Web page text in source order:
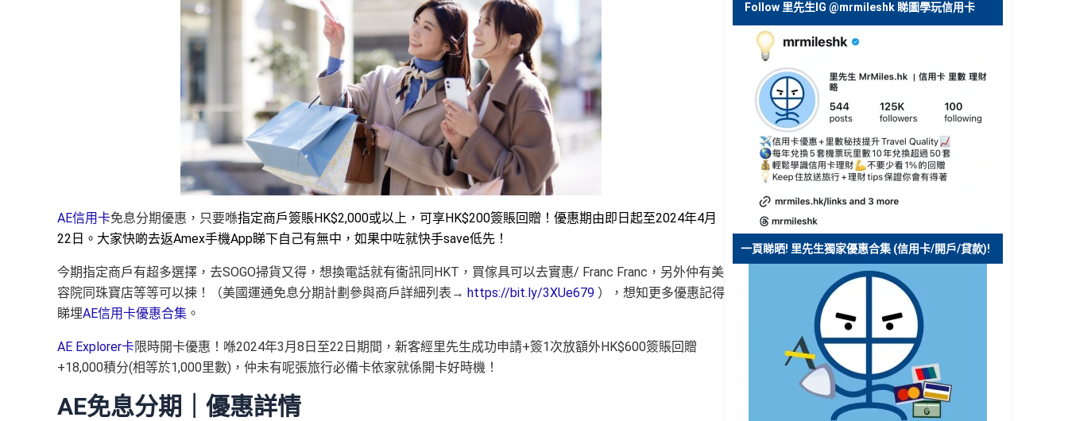
AE信用卡免息分期優惠，只要喺指定商戶簽賬HK$2,000或以上，可享HK$200簽賬回贈！優惠期由即日起至2024年4月
22日。大家快啲去返Amex手機App睇下自己有無中，如果中咗就快手save低先！
今期指定商戶有超多選擇，去SOGO掃貨又得，想換電話就有衞訊同HKT，買傢具可以去實惠/ Franc Franc，另外仲有美
容院同珠寶店等等可以揀！（美國運通免息分期計劃參與商戶詳細列表→ https://bit.ly/3XUe679 ），想知更多優惠記得
睇埋AE信用卡優惠合集 。
AE Explorer卡限時開卡優惠！喺2024年3月8日至22日期間，新客經里先生成功申請+簽1次放額外HK$600簽賬回贈
+18,000積分(相等於1,000里數)，仲未有呢張旅行必備卡依家就係開卡好時機！
AE免息分期｜優惠詳情
Follow 里先生IG @mrmileshk 睇圖學玩信用卡
一頁睇晒! 里先生獨家優惠合集 (信用卡/開戶/貸款)!